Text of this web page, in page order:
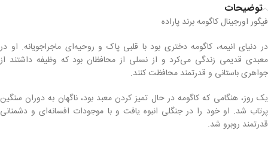
توضیحات
فیگور اورجینال کاگومه برند پاراده
در دنیای انیمه، کاگومه دختری بود با قلبی پاک و روحیه‌ای ماجراجویانه. او در
معبدی قدیمی زندگی می‌کرد و از نسلی از محافظان بود که وظیفه داشتند از
جواهری باستانی و قدرتمند محافظت کنند.
یک روز، هنگامی که کاگومه در حال تمیز کردن معبد بود، ناگهان به دوران سنگین
پرتاب شد. او خود را در جنگلی انبوه یافت و با موجودات افسانه‌ای و دشمنانی
قدرتمند روبرو شد.